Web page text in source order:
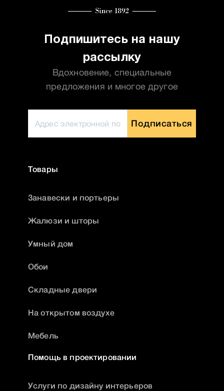
Подпишитесь на нашу
рассылку
Вдохновение, специальные
предложения и многое другое
Подписаться
Товары
Занавески и портьеры
Жалюзи и шторы
Умный дом
Обои
Складные двери
На открытом воздухе
Мебель
Помощь в проектировании
Услуги по дизайну интерьеров